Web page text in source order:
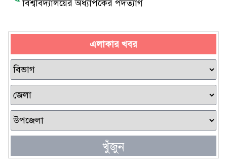
বিশ্ববিদ্যালয়ের অধ্যাপকের পদত্যাগ
এলাকার খবর
খুঁজুন